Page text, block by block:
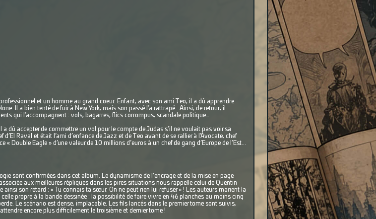
et un homme au grand coeur. Enfant, avec son ami Teo, il a dû apprendre
Il a bien tenté de fuir à New York, mais son passé l’a rattrapé… Ainsi, de retour, il
qui l’accompagnent : vols, bagarres, flics corrompus, scandale politique…
dû accepter de commettre un vol pour le compte de Judas s’il ne voulait pas voir sa
Raval et était l’ami d’enfance de Jazz et de Teo avant de se rallier à l’Avocate, chef
Double Eagle » d’une valeur de 10 millions d’euros à un chef de gang d’Europe de l’Est...
sont confirmées dans cet album. Le dynamisme de l’encrage et de la mise en page
aux meilleures répliques dans les pires situations nous rappelle celui de Quentin
ainsi son retard : « Tu connais ta sœur. On ne peut rien lui refuser » ! Les auteurs marient la
propre à la bande dessinée : la possibilité de faire vivre en 46 planches au moins cinq
Le scénario est dense, implacable. Les fils lancés dans le premier tome sont suivis,
encore plus difficilement le troisième et dernier tome !